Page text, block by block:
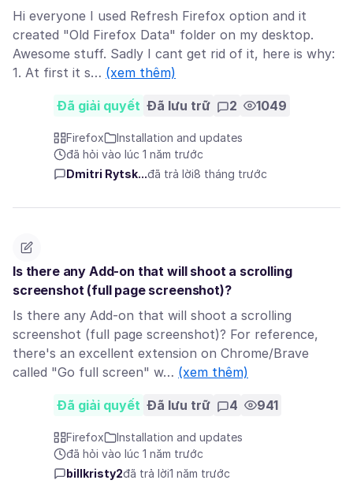
Hi everyone I used Refresh Firefox option and it
created "Old Firefox Data" folder on my desktop.
Awesome stuff. Sadly I cant get rid of it, here is why:
1. At first it s… (xem thêm)
Đã giải quyết Đã lưu trữ 2 1049
Firefox
Installation and updates
đã hỏi vào lúc 1 năm trước
Dmitri Rytsk...đã trả lời8 tháng trước
Is there any Add-on that will shoot a scrolling
screenshot (full page screenshot)?
Is there any Add-on that will shoot a scrolling
screenshot (full page screenshot)? For reference,
there's an excellent extension on Chrome/Brave
called "Go full screen" w… (xem thêm)
Đã giải quyết Đã lưu trữ 4 941
Firefox
Installation and updates
đã hỏi vào lúc 1 năm trước
billkristy2đã trả lời1 năm trước